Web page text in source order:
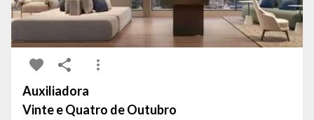
Auxiliadora
Vinte e Quatro de Outubro